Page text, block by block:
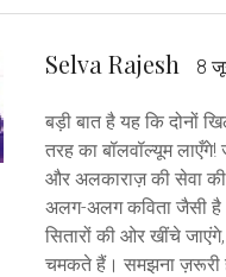
Selva Rajesh 8
बड़ी बात है यह कि दोनों
तरह का बॉलवॉल्यूम लाएँगे!
और अलकाराज़ की सेवा
अलग-अलग कविता जैसी
सितारों की ओर खींचे
चमकते हैं। समझना ज़रूरी